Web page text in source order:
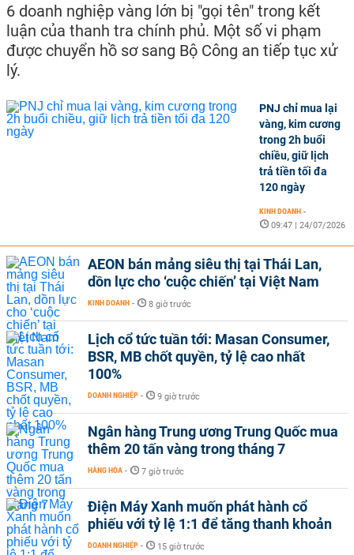
6 doanh nghiệp vàng lớn bị "gọi tên" trong kết
luận của thanh tra chính phủ. Một số vi phạm
được chuyển hồ sơ sang Bộ Công an tiếp tục xử
lý.
PNJ chỉ mua lại
vàng, kim cương
trong 2h buổi
chiều, giữ lịch
trả tiền tối đa
120 ngày
KINH DOANH -
09:47 | 24/07/2026
AEON bán mảng siêu thị tại Thái Lan,
dồn lực cho ‘cuộc chiến’ tại Việt Nam
KINH DOANH - 8 giờ trước
Lịch cổ tức tuần tới: Masan Consumer,
BSR, MB chốt quyền, tỷ lệ cao nhất
100%
DOANH NGHIỆP - 9 giờ trước
Ngân hàng Trung ương Trung Quốc mua
thêm 20 tấn vàng trong tháng 7
HÀNG HÓA - 7 giờ trước
Điện Máy Xanh muốn phát hành cổ
phiếu với tỷ lệ 1:1 để tăng thanh khoản
DOANH NGHIỆP - 15 giờ trước